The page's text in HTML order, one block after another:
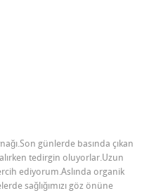
günlerde basında çıkan
tedirgin oluyorlar.Uzun
ediyorum.Aslında organik
sağlığımızı göz önüne